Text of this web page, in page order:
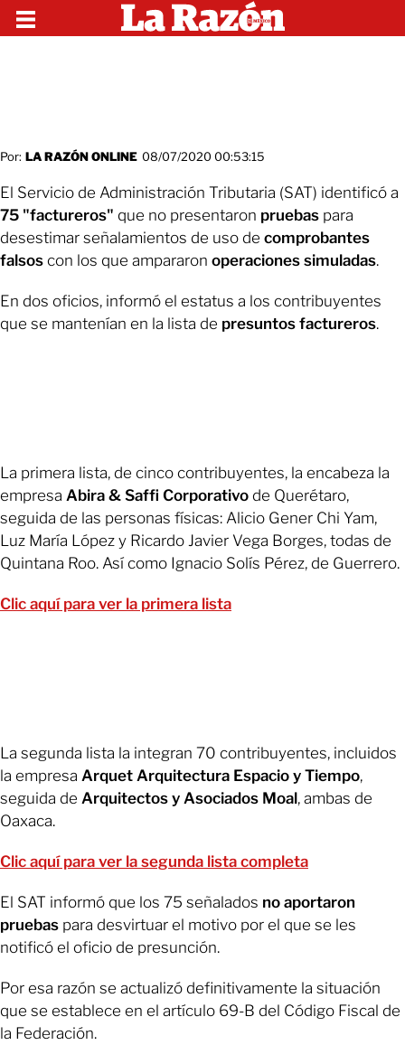
Por: LA RAZÓN ONLINE 08/07/2020 00:53:15
El Servicio de Administración Tributaria (SAT) identificó a
75 "factureros" que no presentaron pruebas para
desestimar señalamientos de uso de comprobantes
falsos con los que ampararon operaciones simuladas.
En dos oficios, informó el estatus a los contribuyentes
que se mantenían en la lista de presuntos factureros.
La primera lista, de cinco contribuyentes, la encabeza la
empresa Abira & Saffi Corporativo de Querétaro,
seguida de las personas físicas: Alicio Gener Chi Yam,
Luz María López y Ricardo Javier Vega Borges, todas de
Quintana Roo. Así como Ignacio Solís Pérez, de Guerrero.
Clic aquí para ver la primera lista
La segunda lista la integran 70 contribuyentes, incluidos
la empresa Arquet Arquitectura Espacio y Tiempo,
seguida de Arquitectos y Asociados Moal, ambas de
Oaxaca.
Clic aquí para ver la segunda lista completa
El SAT informó que los 75 señalados no aportaron
pruebas para desvirtuar el motivo por el que se les
notificó el oficio de presunción.
Por esa razón se actualizó definitivamente la situación
que se establece en el artículo 69-B del Código Fiscal de
la Federación.